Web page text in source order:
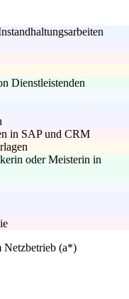
Dienstleistenden
in SAP und CRM
oder Meisterin in
Netzbetrieb (a*)